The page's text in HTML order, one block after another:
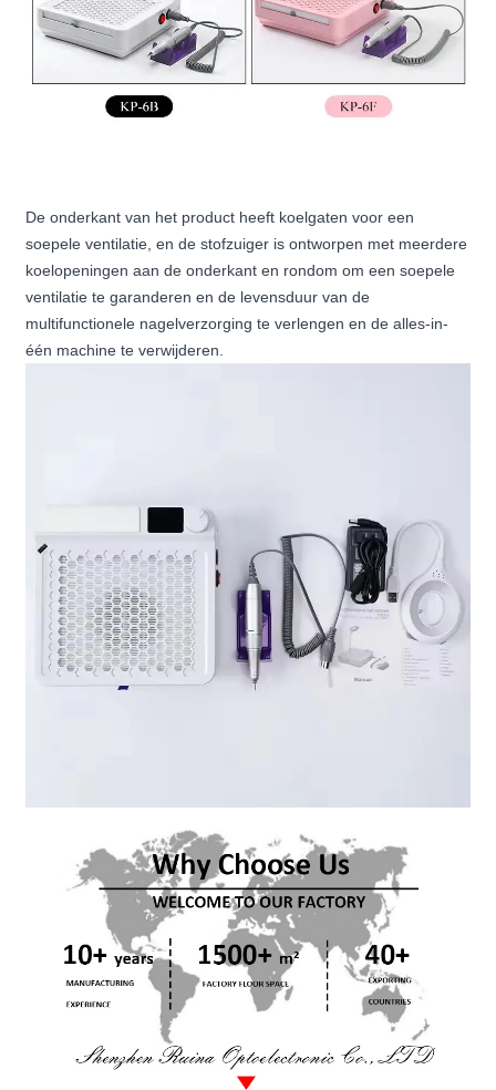
De onderkant van het product heeft koelgaten voor een
soepele ventilatie, en de stofzuiger is ontworpen met meerdere
koelopeningen aan de onderkant en rondom om een ​​soepele
ventilatie te garanderen en de levensduur van de
multifunctionele nagelverzorging te verlengen en de alles-in-
één machine te verwijderen.